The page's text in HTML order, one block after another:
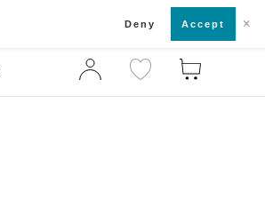
店舗一覧・来店予約
Deny Accept ×